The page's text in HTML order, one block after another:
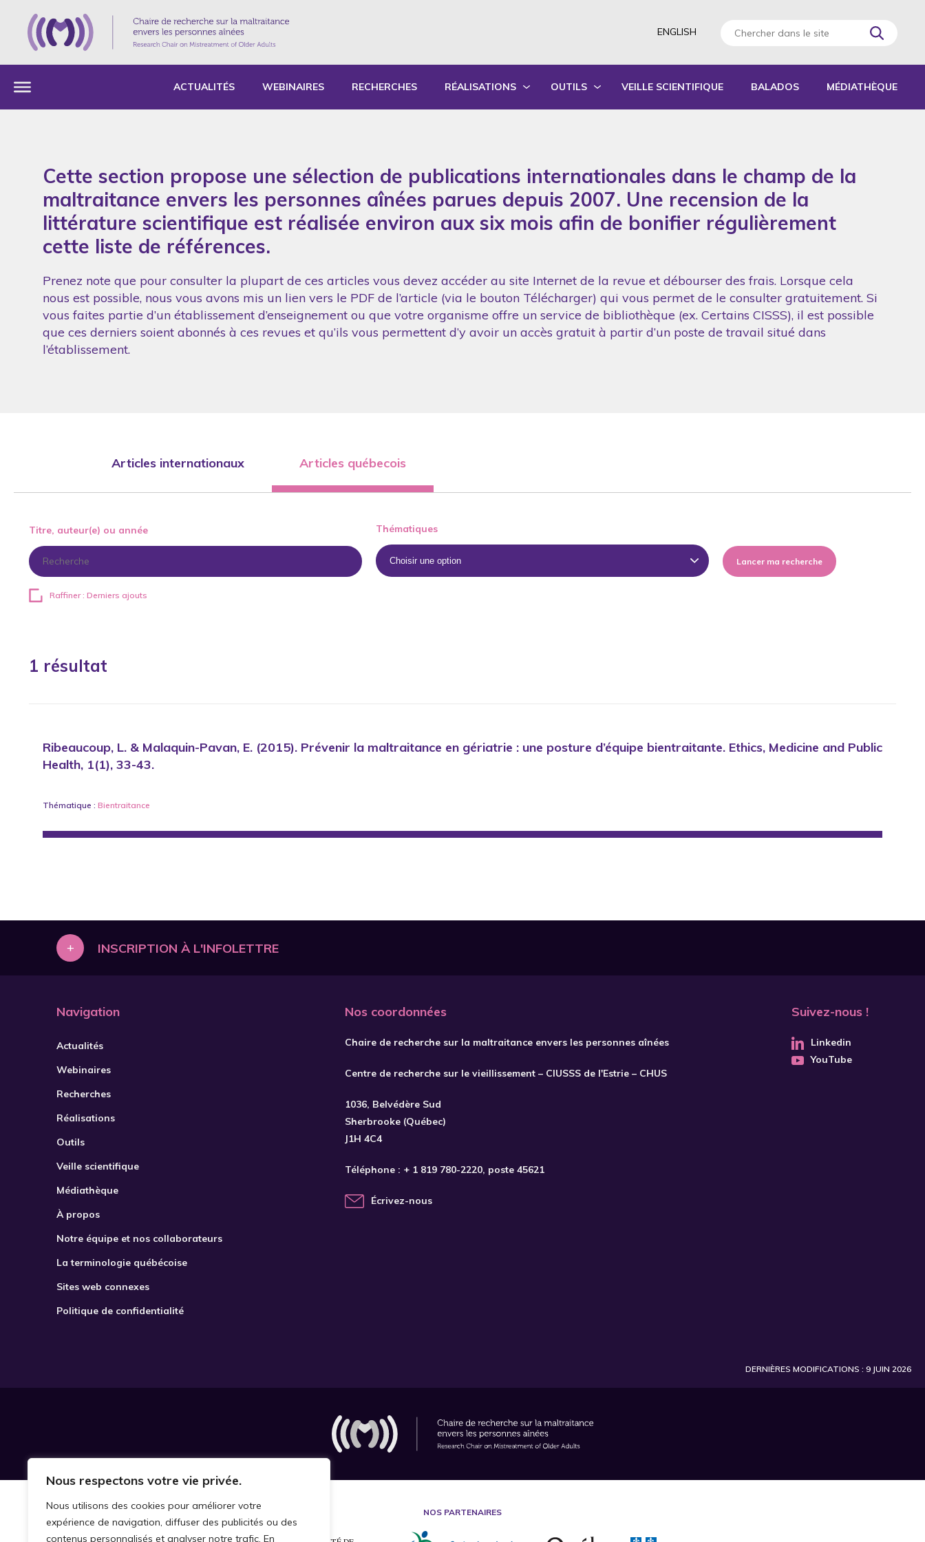
Nous respectons votre vie privée.
Nous utilisons des cookies pour améliorer votre
expérience de navigation, diffuser des publicités ou des
contenus personnalisés et analyser notre trafic. En
ENGLISH
ACTUALITÉS WEBINAIRES RECHERCHES RÉALISATIONS
SYNTHÈSE DES RAPPORTS ANNUELS D’ACTIVITÉS
OUTILS
FORMATIONS
VEILLE SCIENTIFIQUE BALADOS MÉDIATHÈQUE
Cette section propose une sélection de publications internationales dans le champ de la
maltraitance envers les personnes aînées parues depuis 2007. Une recension de la
littérature scientifique est réalisée environ aux six mois afin de bonifier régulièrement
cette liste de références.
Prenez note que pour consulter la plupart de ces articles vous devez accéder au site Internet de la revue et débourser des frais. Lorsque cela
nous est possible, nous vous avons mis un lien vers le PDF de l’article (via le bouton Télécharger) qui vous permet de le consulter gratuitement. Si
vous faites partie d’un établissement d’enseignement ou que votre organisme offre un service de bibliothèque (ex. Certains CISSS), il est possible
que ces derniers soient abonnés à ces revues et qu’ils vous permettent d’y avoir un accès gratuit à partir d’un poste de travail situé dans
l’établissement.
Articles internationaux Articles québecois
Titre, auteur(e) ou année Thématiques
Lancer ma recherche
Raffiner : Derniers ajouts
1 résultat
Ribeaucoup, L. & Malaquin-Pavan, E. (2015). Prévenir la maltraitance en gériatrie : une posture d’équipe bientraitante. Ethics, Medicine and Public
Health, 1(1), 33-43.
Thématique : Bientraitance
+ INSCRIPTION À L'INFOLETTRE
Navigation
Actualités
Webinaires
Recherches
Réalisations
Outils
Veille scientifique
Médiathèque
À propos
Notre équipe et nos collaborateurs
La terminologie québécoise
Sites web connexes
Politique de confidentialité
Nos coordonnées
Chaire de recherche sur la maltraitance envers les personnes aînées
Centre de recherche sur le vieillissement – CIUSSS de l'Estrie – CHUS
1036, Belvédère Sud
Sherbrooke (Québec)
J1H 4C4
Téléphone : + 1 819 780-2220, poste 45621
Écrivez-nous
Suivez-nous !
Linkedin
YouTube
DERNIÈRES MODIFICATIONS : 9 JUIN 2026
NOS PARTENAIRES